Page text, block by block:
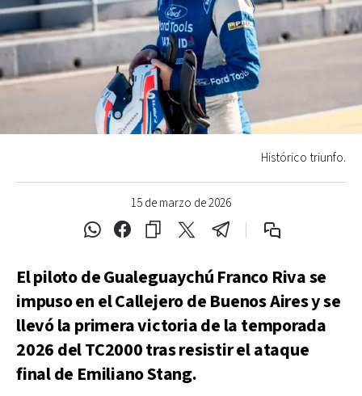
15 de marzo de 2026
Histórico triunfo.
El piloto de Gualeguaychú Franco Riva se
impuso en el Callejero de Buenos Aires y se
llevó la primera victoria de la temporada
2026 del TC2000 tras resistir el ataque
final de Emiliano Stang.